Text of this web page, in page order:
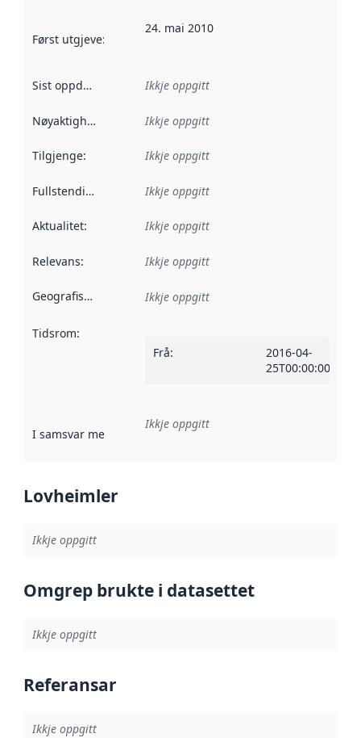
Først utgjeve:
24. mai 2010
Sist oppdatert Ikkje oppgitt
Nøyaktigheit Ikkje oppgitt
Tilgjenge: Ikkje oppgitt
Fullstendigheit Ikkje oppgitt
Aktualitet: Ikkje oppgitt
Relevans: Ikkje oppgitt
Geografisk område Ikkje oppgitt
Tidsrom:
Frå:
2016-04-
25T00:00:00Z
I samsvar med Referanse til ei implementeringsregel eller
Ikkje oppgitt
Lovheimler
Ikkje oppgitt
Omgrep brukte i datasettet
Ikkje oppgitt
Referansar
Ikkje oppgitt